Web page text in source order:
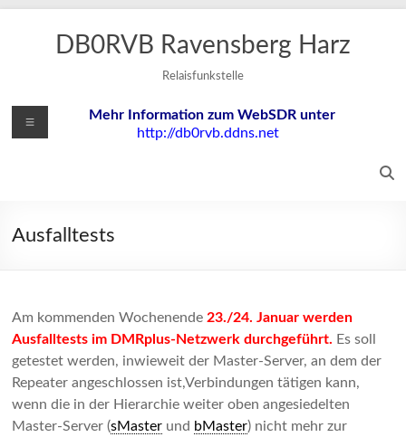
DB0RVB Ravensberg Harz
Relaisfunkstelle
Mehr Information zum WebSDR unter
http://db0rvb.ddns.net
Menü
Ausfalltests
Am kommenden Wochenende 23./24. Januar werden
Ausfalltests im DMRplus-Netzwerk durchgeführt. Es soll
getestet werden, inwieweit der Master-Server, an dem der
Repeater angeschlossen ist,Verbindungen tätigen kann,
wenn die in der Hierarchie weiter oben angesiedelten
Master-Server (sMaster und bMaster) nicht mehr zur